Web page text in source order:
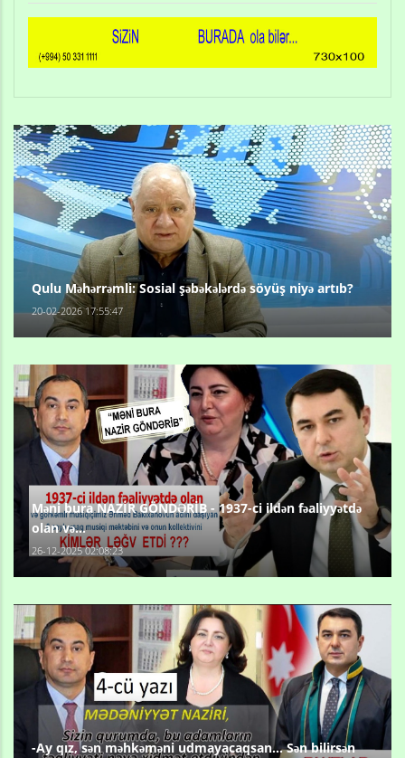
Qulu Məhərrəmli: Sosial şəbəkələrdə söyüş niyə artıb?
20-02-2026 17:55:47
Məni bura NAZİR GÖNDƏRİB - 1937-ci ildən fəaliyyətdə
olan və...
26-12-2025 02:08:23
-Ay qız, sən məhkəməni udmayacaqsan... Sən bilirsən